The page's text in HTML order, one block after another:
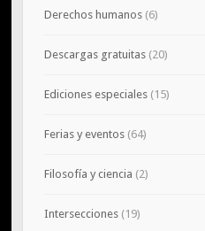
Derechos humanos(6)
Descargas gratuitas(20)
Ediciones especiales(15)
Ferias y eventos(64)
Filosofía y ciencia (2)
Intersecciones(19)